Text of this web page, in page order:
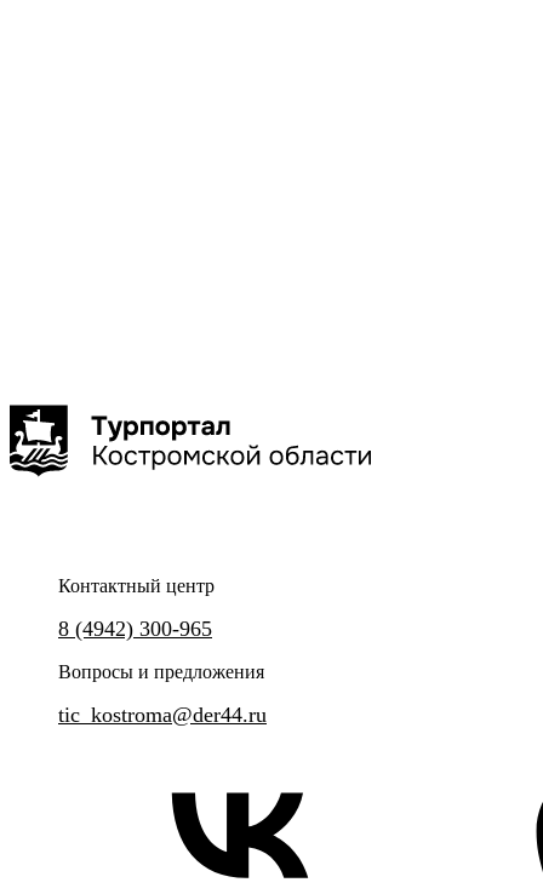
Контактный центр
8 (4942) 300-965
Вопросы и предложения
tic_kostroma@der44.ru